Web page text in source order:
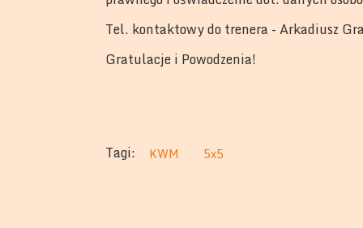
Tel. kontaktowy do trenera - Arkadiusz
Gratulacje i Powodzenia!
Tagi: KWM 5x5